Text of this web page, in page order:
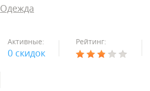
Одежда
Активные:
0 скидок
Рейтинг: